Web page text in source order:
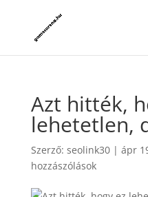
Azt hitték,
lehetetlen,
Szerző: seolink30| ápr
hozzászólások